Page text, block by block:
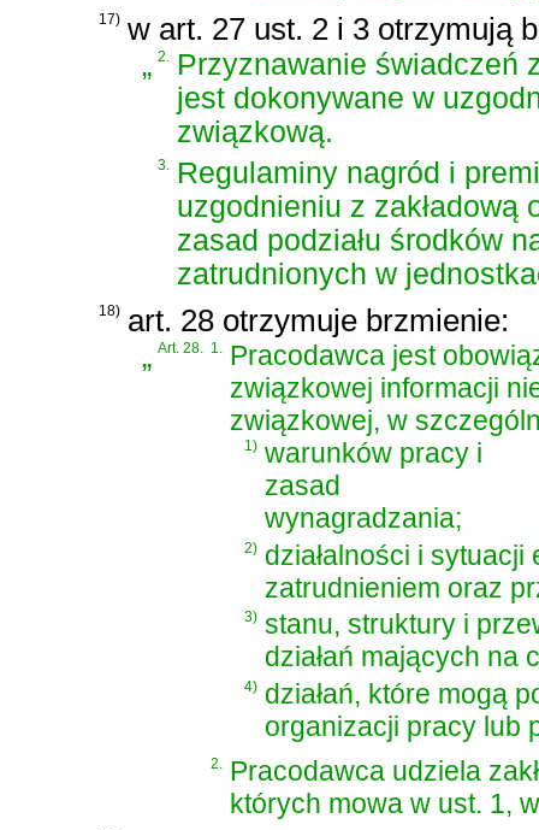
17) w art. 27 ust. 2 i 3 otrzymują
„2.
Przyznawanie świadczeń
jest dokonywane w
związkową.
3.
Regulaminy nagród i
uzgodnieniu z
zasad podziału środków
zatrudnionych w
18) art. 28 otrzymuje brzmienie:
„Art. 28. 1. Pracodawca jest
związkowej informacji
związkowej, w
1) warunków pracy i
zasad
wynagradzania;
2) działalności i
zatrudnieniem oraz
3) stanu, struktury i
działań mających na
4) działań, które mogą
organizacji pracy lub
2.
Pracodawca udziela
których mowa w ust. 1,